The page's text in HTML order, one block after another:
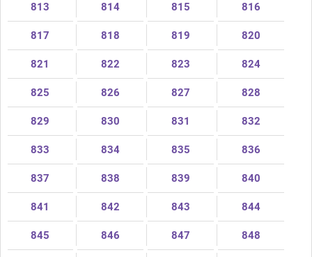
813 814 815 816
817 818 819 820
821 822 823 824
825 826 827 828
829 830 831 832
833 834 835 836
837 838 839 840
841 842 843 844
845 846 847 848